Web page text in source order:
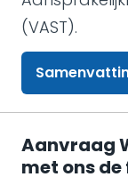
(VAST).
Aanvraag
met ons